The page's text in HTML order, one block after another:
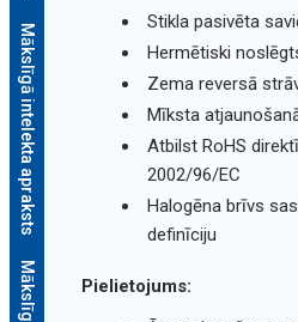
Mākslīgā intelekta apraksts
Stikla pasivēta
Hermētiski
Zema reversā
Mīksta
Atbilst RoHS
2002/96/EC
Halogēna brīvs
definīciju
Pielietojums: